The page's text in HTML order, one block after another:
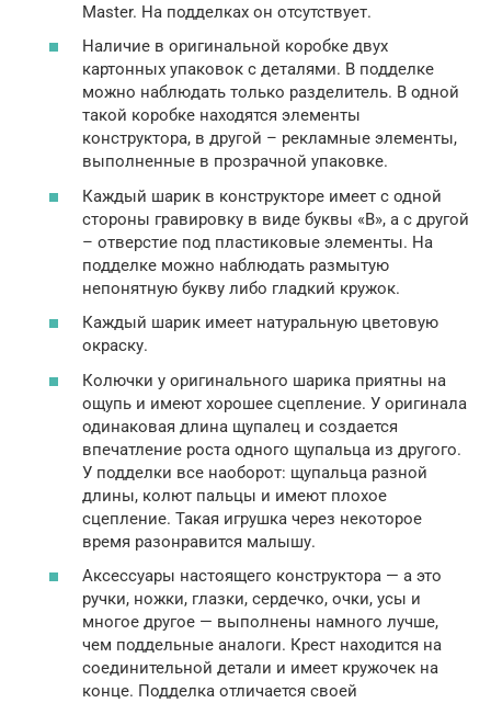
Master. На подделках он отсутствует.
Наличие в оригинальной коробке двух
картонных упаковок с деталями. В подделке
можно наблюдать только разделитель. В одной
такой коробке находятся элементы
конструктора, в другой – рекламные элементы,
выполненные в прозрачной упаковке.
Каждый шарик в конструкторе имеет с одной
стороны гравировку в виде буквы «В», а с другой
– отверстие под пластиковые элементы. На
подделке можно наблюдать размытую
непонятную букву либо гладкий кружок.
Каждый шарик имеет натуральную цветовую
окраску.
Колючки у оригинального шарика приятны на
ощупь и имеют хорошее сцепление. У оригинала
одинаковая длина щупалец и создается
впечатление роста одного щупальца из другого.
У подделки все наоборот: щупальца разной
длины, колют пальцы и имеют плохое
сцепление. Такая игрушка через некоторое
время разонравится малышу.
Аксессуары настоящего конструктора — а это
ручки, ножки, глазки, сердечко, очки, усы и
многое другое — выполнены намного лучше,
чем поддельные аналоги. Крест находится на
соединительной детали и имеет кружочек на
конце. Подделка отличается своей